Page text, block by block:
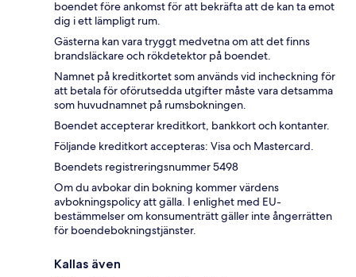
boendet före ankomst för att bekräfta att de kan ta emot
dig i ett lämpligt rum.
Gästerna kan vara tryggt medvetna om att det finns
brandsläckare och rökdetektor på boendet.
Namnet på kreditkortet som används vid incheckning för
att betala för oförutsedda utgifter måste vara detsamma
som huvudnamnet på rumsbokningen.
Boendet accepterar kreditkort, bankkort och kontanter.
Följande kreditkort accepteras: Visa och Mastercard.
Boendets registreringsnummer 5498
Om du avbokar din bokning kommer värdens
avbokningspolicy att gälla. I enlighet med EU-
bestämmelser om konsumenträtt gäller inte ångerrätten
för boendebokningstjänster.
Kallas även